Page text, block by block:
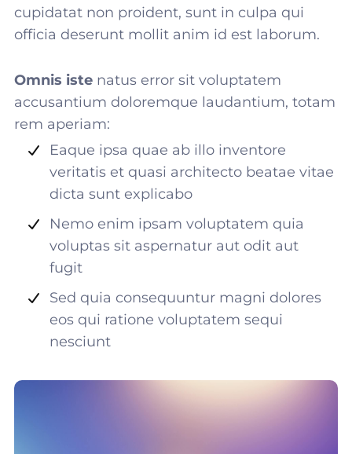
cupidatat non proident, sunt in culpa qui
officia deserunt mollit anim id est laborum.
Omnis iste natus error sit voluptatem
accusantium doloremque laudantium, totam
rem aperiam:
Eaque ipsa quae ab illo inventore
veritatis et quasi architecto beatae vitae
dicta sunt explicabo
Nemo enim ipsam voluptatem quia
voluptas sit aspernatur aut odit aut
fugit
Sed quia consequuntur magni dolores
eos qui ratione voluptatem sequi
nesciunt